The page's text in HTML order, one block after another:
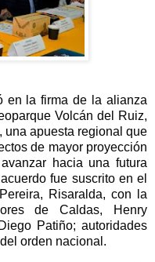
en la firma de la alianza
Volcán del Ruiz,
una apuesta regional que
de mayor proyección
hacia una futura
fue suscrito en el
Risaralda, con la
de Caldas, Henry
Patiño; autoridades
orden nacional.